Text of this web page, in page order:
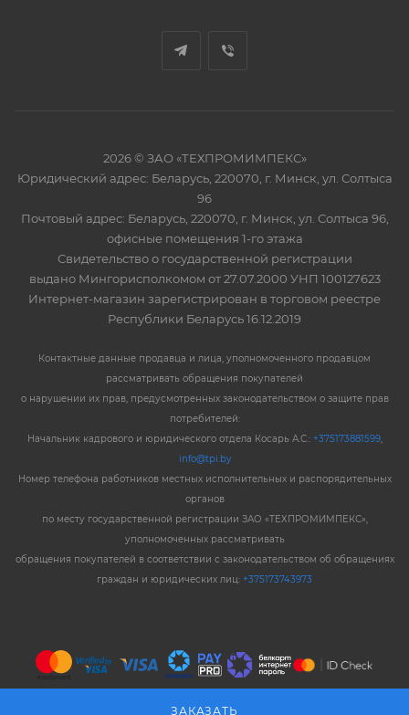
ЗАКАЗАТЬ
2026 © ЗАО «ТЕХПРОМИМПЕКС»
Юридический адрес: Беларусь, 220070, г. Минск, ул. Солтыса
96
Почтовый адрес: Беларусь, 220070, г. Минск, ул. Солтыса 96,
офисные помещения 1-го этажа
Свидетельство о государственной регистрации
выдано Мингорисполкомом от 27.07.2000 УНП 100127623
Интернет-магазин зарегистрирован в торговом реестре
Республики Беларусь 16.12.2019
Контактные данные продавца и лица, уполномоченного продавцом
рассматривать обращения покупателей
о нарушении их прав, предусмотренных законодательством о защите прав
потребителей:
Начальник кадрового и юридического отдела Косарь А.С.: +375173881599,
info@tpi.by
Номер телефона работников местных исполнительных и распорядительных
органов
по месту государственной регистрации ЗАО «ТЕХПРОМИМПЕКС»,
уполномоченных рассматривать
обращения покупателей в соответствии с законодательством об обращениях
граждан и юридических лиц: +375173743973